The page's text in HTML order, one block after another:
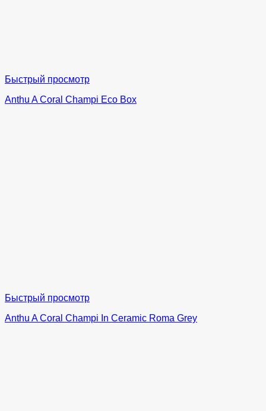
Быстрый просмотр
Anthu A Coral Champi Eco Box
Быстрый просмотр
Anthu A Coral Champi In Ceramic Roma Grey